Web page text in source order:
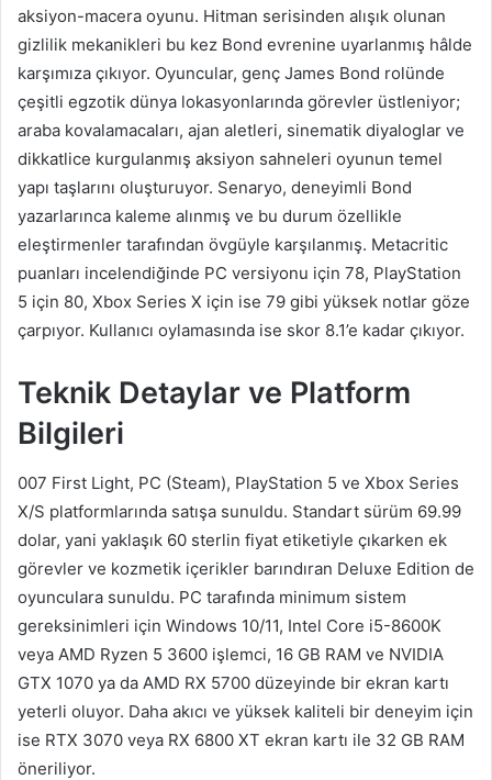
aksiyon-macera oyunu. Hitman serisinden alışık olunan
gizlilik mekanikleri bu kez Bond evrenine uyarlanmış hâlde
karşımıza çıkıyor. Oyuncular, genç James Bond rolünde
çeşitli egzotik dünya lokasyonlarında görevler üstleniyor;
araba kovalamacaları, ajan aletleri, sinematik diyaloglar ve
dikkatlice kurgulanmış aksiyon sahneleri oyunun temel
yapı taşlarını oluşturuyor. Senaryo, deneyimli Bond
yazarlarınca kaleme alınmış ve bu durum özellikle
eleştirmenler tarafından övgüyle karşılanmış. Metacritic
puanları incelendiğinde PC versiyonu için 78, PlayStation
5 için 80, Xbox Series X için ise 79 gibi yüksek notlar göze
çarpıyor. Kullanıcı oylamasında ise skor 8.1’e kadar çıkıyor.
Teknik Detaylar ve Platform
Bilgileri
007 First Light, PC (Steam), PlayStation 5 ve Xbox Series
X/S platformlarında satışa sunuldu. Standart sürüm 69.99
dolar, yani yaklaşık 60 sterlin fiyat etiketiyle çıkarken ek
görevler ve kozmetik içerikler barındıran Deluxe Edition de
oyunculara sunuldu. PC tarafında minimum sistem
gereksinimleri için Windows 10/11, Intel Core i5-8600K
veya AMD Ryzen 5 3600 işlemci, 16 GB RAM ve NVIDIA
GTX 1070 ya da AMD RX 5700 düzeyinde bir ekran kartı
yeterli oluyor. Daha akıcı ve yüksek kaliteli bir deneyim için
ise RTX 3070 veya RX 6800 XT ekran kartı ile 32 GB RAM
öneriliyor.